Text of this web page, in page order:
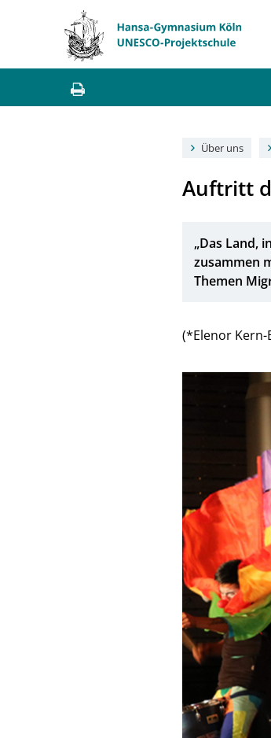
Über uns
Auftritt
„Das Land,
zusammen
Themen
(*Elenor Kern-